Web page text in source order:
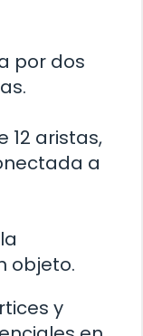
por dos
12 aristas,
a
objeto.
y